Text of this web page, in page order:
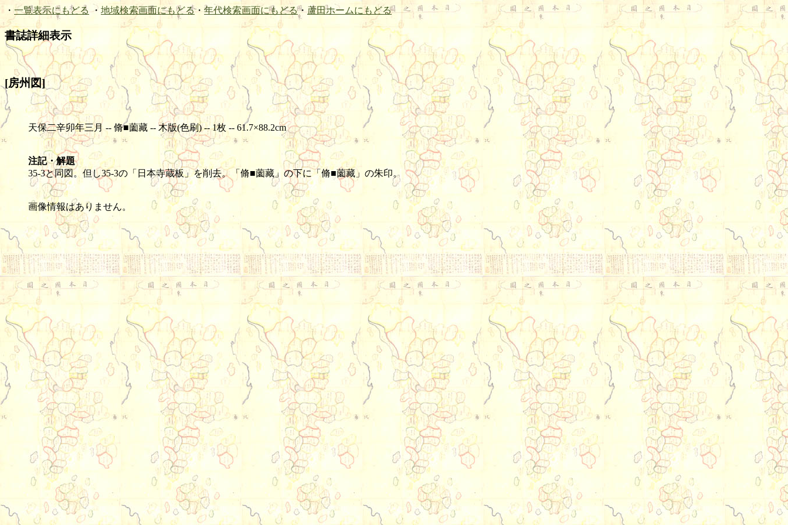
・ 一覧表示にもどる ・ 地域検索画面にもどる・ 年代検索画面にもどる・ 蘆田ホームにもどる
書誌詳細表示
[房州図]
天保二辛卯年三月 -- 脩■薗藏 -- 木版(色刷) -- 1枚 -- 61.7×88.2cm
注記・解題
35-3と同図。但し35-3の「日本寺蔵板」を削去。「脩■薗藏」の下に「脩■薗藏」の朱印。
画像情報はありません。